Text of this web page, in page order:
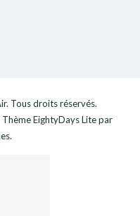
. Tous droits réservés.
ThèmeEightyDays Litepar